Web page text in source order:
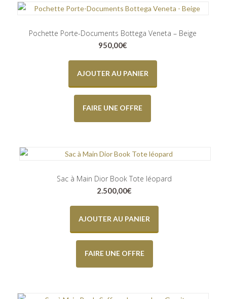
Pochette Porte-Documents Bottega Veneta – Beige
950,00€
AJOUTER AU PANIER
FAIRE UNE OFFRE
Sac à Main Dior Book Tote léopard
2.500,00€
AJOUTER AU PANIER
FAIRE UNE OFFRE